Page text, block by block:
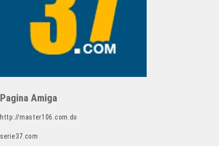
Pagina Amiga
http://master106.com.do
serie37.com